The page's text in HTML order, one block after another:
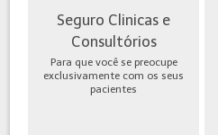
Seguro Clinicas e
Consultórios
Para que você se preocupe
exclusivamente com os seus
pacientes